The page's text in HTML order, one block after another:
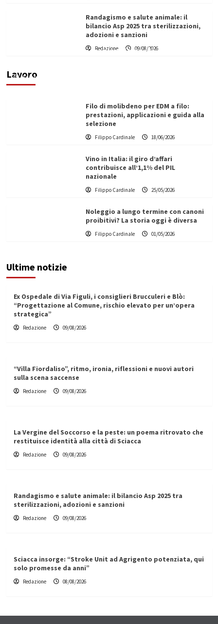
Randagismo e salute animale: il
bilancio Asp 2025 tra sterilizzazioni,
adozioni e sanzioni
Redazione 09/08/2026
Lavoro
L’ingegnere saccense Buscarnera partner chiave
di un progetto transnazionale per la transizione
Filippo Cardinale
Filo di molibdeno per EDM a filo:
prestazioni, applicazioni e guida alla
selezione
Filippo Cardinale 18/06/2026
Vino in Italia: il giro d’affari
contribuisce all’1,1% del PIL
nazionale
Filippo Cardinale 25/05/2026
Noleggio a lungo termine con canoni
proibitivi? La storia oggi è diversa
Filippo Cardinale 01/05/2026
Ultime notizie
Ex Ospedale di Via Figuli, i consiglieri Brucculeri e Blò:
“Progettazione al Comune, rischio elevato per un’opera
strategica”
Redazione 09/08/2026
“Villa Fiordaliso”, ritmo, ironia, riflessioni e nuovi autori
sulla scena saccense
Redazione 09/08/2026
La Vergine del Soccorso e la peste: un poema ritrovato che
restituisce identità alla città di Sciacca
Redazione 09/08/2026
Randagismo e salute animale: il bilancio Asp 2025 tra
sterilizzazioni, adozioni e sanzioni
Redazione 09/08/2026
Sciacca insorge: “Stroke Unit ad Agrigento potenziata, qui
solo promesse da anni”
Redazione 08/08/2026